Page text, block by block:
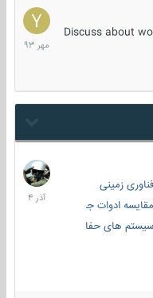
Discuss about
15
مهر
1393
زمینی
ادوات جنگی
های حفاظت فعال
21
آذر
1404